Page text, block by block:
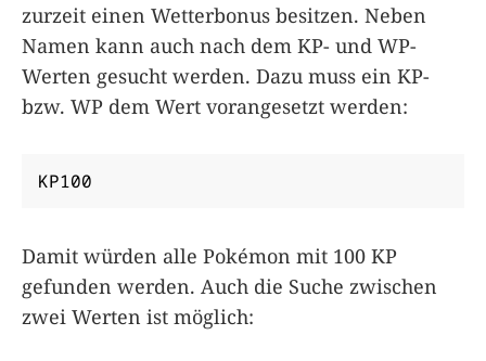
zurzeit einen Wetterbonus besitzen. Neben
Namen kann auch nach dem KP- und WP-
Werten gesucht werden. Dazu muss ein KP-
bzw. WP dem Wert vorangesetzt werden:
KP100
Damit würden alle Pokémon mit 100 KP
gefunden werden. Auch die Suche zwischen
zwei Werten ist möglich: